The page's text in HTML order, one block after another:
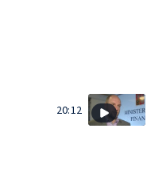
20:12